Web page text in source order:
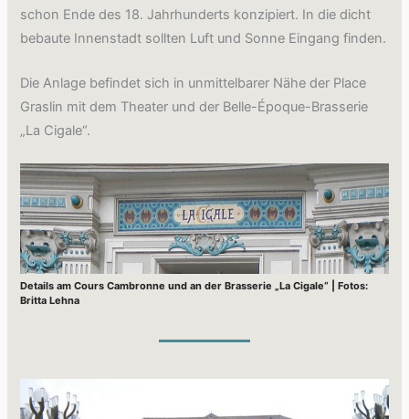
schon Ende des 18. Jahrhunderts konzipiert. In die dicht
bebaute Innenstadt sollten Luft und Sonne Eingang finden.
Die Anlage befindet sich in unmittelbarer Nähe der Place
Graslin mit dem Theater und der Belle-Époque-Brasserie
„La Cigale“.
Details am Cours Cambronne und an der Brasserie „La Cigale“ | Fotos:
Britta Lehna